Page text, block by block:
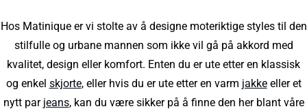
Hos Matinique er vi stolte av å designe moteriktige styles til den
stilfulle og urbane mannen som ikke vil gå på akkord med
kvalitet, design eller komfort. Enten du er ute etter en klassisk
og enkel skjorte, eller hvis du er ute etter en varm jakkeeller et
nytt par jeans, kan du være sikker på å finne den her blant våre